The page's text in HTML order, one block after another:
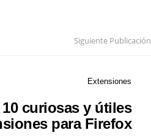
Siguiente Publicación
Extensiones
10 curiosas y útiles
para Firefox